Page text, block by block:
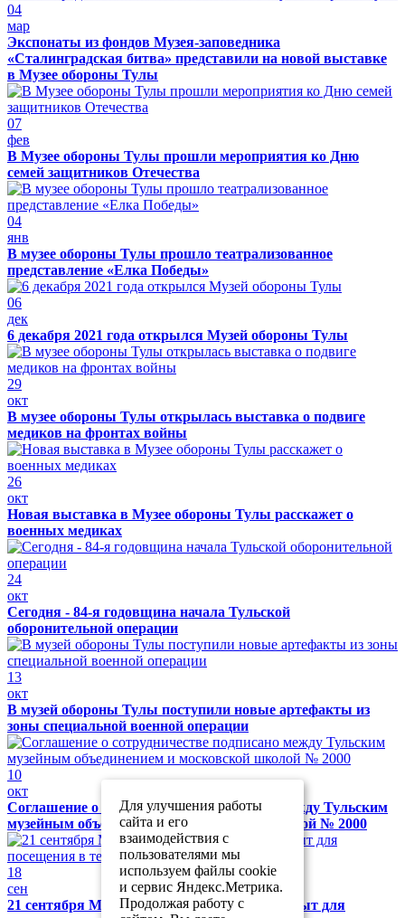
04
мар
Экспонаты из фондов Музея-заповедника
«Сталинградская битва» представили на новой выставке
в Музее обороны Тулы
07
фев
В Музее обороны Тулы прошли мероприятия ко Дню
семей защитников Отечества
04
янв
В музее обороны Тулы прошло театрализованное
представление «Елка Победы»
06
дек
6 декабря 2021 года открылся Музей обороны Тулы
29
окт
В музее обороны Тулы открылась выставка о подвиге
медиков на фронтах войны
26
окт
Новая выставка в Музее обороны Тулы расскажет о
военных медиках
24
окт
Сегодня - 84-я годовщина начала Тульской
оборонительной операции
13
окт
В музей обороны Тулы поступили новые артефакты из
зоны специальной военной операции
10
окт
Соглашение о сотрудничестве подписано между Тульским
музейным объединением и московской школой № 2000
18
сен
21 сентября Музей обороны Тулы будет закрыт для
Для улучшения работы
сайта и его
взаимодействия с
пользователями мы
используем файлы cookie
и сервис Яндекс.Метрика.
Продолжая работу с